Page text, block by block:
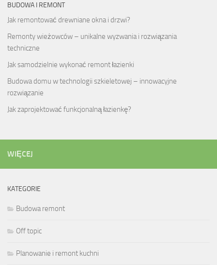
BUDOWA I REMONT
Jak remontować drewniane okna i drzwi?
Remonty wieżowców – unikalne wyzwania i rozwiązania
techniczne
Jak samodzielnie wykonać remont łazienki
Budowa domu w technologii szkieletowej – innowacyjne
rozwiązanie
Jak zaprojektować funkcjonalną łazienkę?
WIĘCEJ
KATEGORIE
Budowa remont
Off topic
Planowanie i remont kuchni